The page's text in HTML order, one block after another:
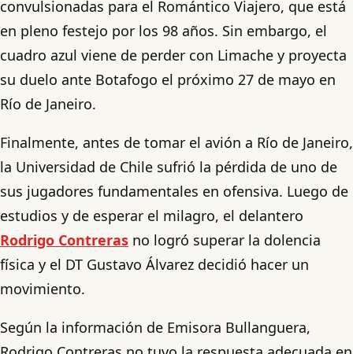
convulsionadas para el Romántico Viajero, que está
en pleno festejo por los 98 años. Sin embargo, el
cuadro azul viene de perder con Limache y proyecta
su duelo ante Botafogo el próximo 27 de mayo en
Río de Janeiro.
Finalmente, antes de tomar el avión a Río de Janeiro,
la Universidad de Chile sufrió la pérdida de uno de
sus jugadores fundamentales en ofensiva. Luego de
estudios y de esperar el milagro, el delantero
Rodrigo Contreras no logró superar la dolencia
física y el DT Gustavo Álvarez decidió hacer un
movimiento.
Según la información de Emisora Bullanguera,